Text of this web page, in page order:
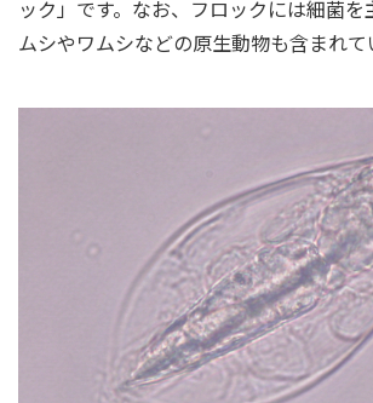
ック」です。なお、フロックには細菌
ムシやワムシなどの原生動物も含まれて